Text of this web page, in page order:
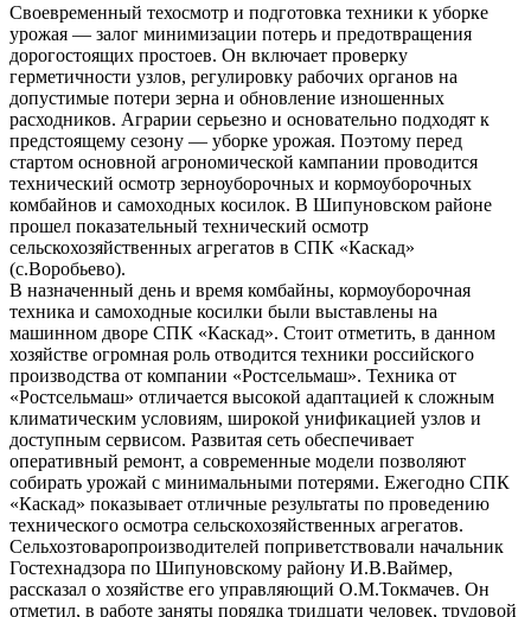
Своевременный техосмотр и подготовка техники к уборке
урожая — залог минимизации потерь и предотвращения
дорогостоящих простоев. Он включает проверку
герметичности узлов, регулировку рабочих органов на
допустимые потери зерна и обновление изношенных
расходников. Аграрии серьезно и основательно подходят к
предстоящему сезону — уборке урожая. Поэтому перед
стартом основной агрономической кампании проводится
технический осмотр зерноуборочных и кормоуборочных
комбайнов и самоходных косилок. В Шипуновском районе
прошел показательный технический осмотр
сельскохозяйственных агрегатов в СПК «Каскад»
(с.Воробьево).
В назначенный день и время комбайны, кормоуборочная
техника и самоходные косилки были выставлены на
машинном дворе СПК «Каскад». Стоит отметить, в данном
хозяйстве огромная роль отводится техники российского
производства от компании «Ростсельмаш». Техника от
«Ростсельмаш» отличается высокой адаптацией к сложным
климатическим условиям, широкой унификацией узлов и
доступным сервисом. Развитая сеть обеспечивает
оперативный ремонт, а современные модели позволяют
собирать урожай с минимальными потерями. Ежегодно СПК
«Каскад» показывает отличные результаты по проведению
технического осмотра сельскохозяйственных агрегатов.
Сельхозтоваропроизводителей поприветствовали начальник
Гостехнадзора по Шипуновскому району И.В.Ваймер,
рассказал о хозяйстве его управляющий О.М.Токмачев. Он
отметил, в работе заняты порядка тридцати человек, трудовой